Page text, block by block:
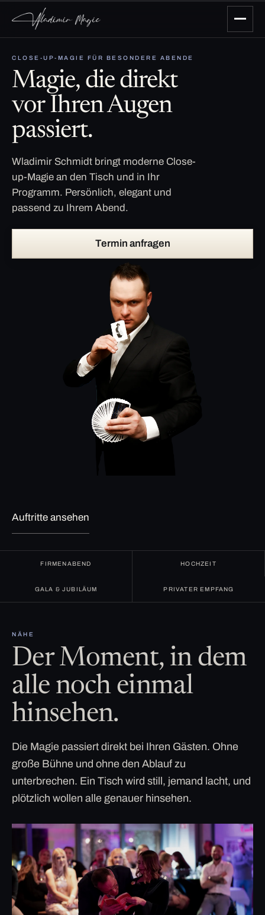
CLOSE-UP-MAGIE FÜR BESONDERE ABENDE
Magie, die direkt
vor Ihren Augen
passiert.
Wladimir Schmidt bringt moderne Close-
up-Magie an den Tisch und in Ihr
Programm. Persönlich, elegant und
passend zu Ihrem Abend.
Termin anfragen
Auftritte ansehen
FIRMENABEND HOCHZEIT
GALA & JUBILÄUM PRIVATER EMPFANG
NÄHE
Der Moment, in dem
alle noch einmal
hinsehen.
Die Magie passiert direkt bei Ihren Gästen. Ohne
große Bühne und ohne den Ablauf zu
unterbrechen. Ein Tisch wird still, jemand lacht, und
plötzlich wollen alle genauer hinsehen.